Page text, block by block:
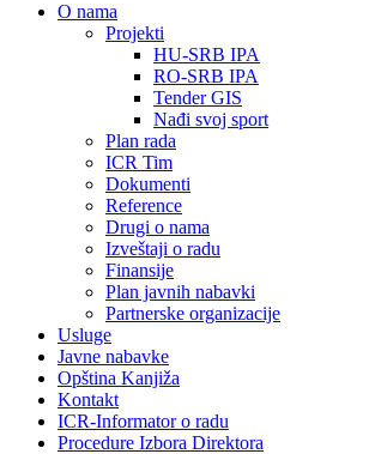
О nama
Projekti
HU-SRB IPA
RO-SRB IPA
Tender GIS
Nađi svoj sport
Plan rada
ICR Tim
Dokumenti
Reference
Drugi o nama
Izveštaji o radu
Finansije
Plan javnih nabavki
Partnerske organizacije
Usluge
Javne nabavke
Opština Kanjiža
Kontakt
ICR-Informator o radu
Procedure Izbora Direktora